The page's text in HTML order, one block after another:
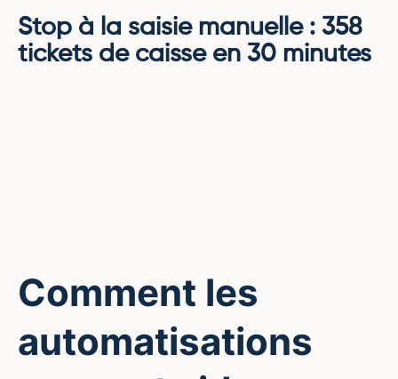
Stop à la saisie manuelle : 358
tickets de caisse en 30 minutes
Comment les
automatisations